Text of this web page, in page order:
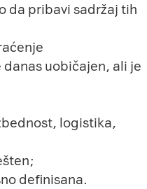
da pribavi sadržaj tih
danas uobičajen, ali je
logistika,
definisana.